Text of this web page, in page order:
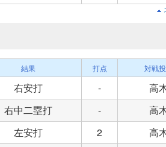
結果 打点 対戦
右安打 -
高
右中二塁打 -
高
左安打 2
高